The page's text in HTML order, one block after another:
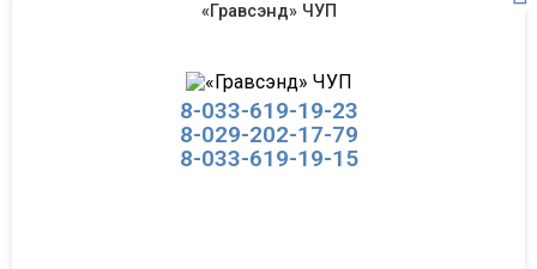
«Гравсэнд» ЧУП
8-033-619-19-23
8-029-202-17-79
8-033-619-19-15